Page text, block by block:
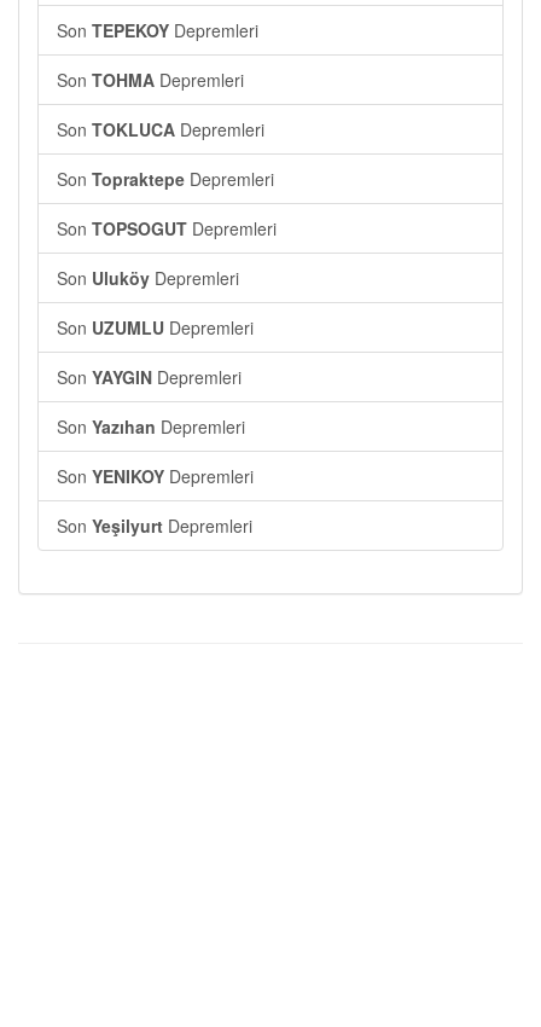
Son TEPEKOY Depremleri
Son TOHMA Depremleri
Son TOKLUCA Depremleri
Son Topraktepe Depremleri
Son TOPSOGUT Depremleri
Son Uluköy Depremleri
Son UZUMLU Depremleri
Son YAYGIN Depremleri
Son Yazıhan Depremleri
Son YENIKOY Depremleri
Son Yeşilyurt Depremleri